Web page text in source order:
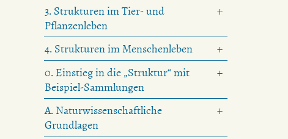
3. Strukturen im Tier- und
Pflanzenleben
4. Strukturen im Menschenleben
0. Einstieg in die „Struktur“ mit
Beispiel-Sammlungen
A. Naturwissenschaftliche
Grundlagen